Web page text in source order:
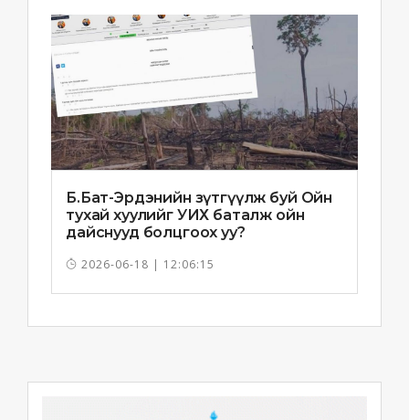
Б.Бат-Эрдэнийн зүтгүүлж буй Ойн
тухай хуулийг УИХ баталж ойн
дайснууд болцгоох уу?
2026-06-18 | 12:06:15